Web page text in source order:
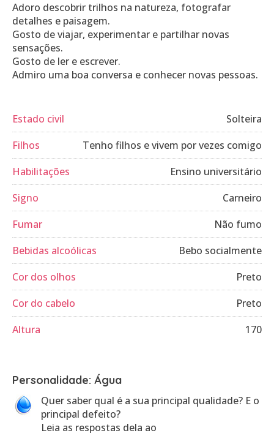
Adoro descobrir trilhos na natureza, fotografar
detalhes e paisagem.
Gosto de viajar, experimentar e partilhar novas
sensações.
Gosto de ler e escrever.
Admiro uma boa conversa e conhecer novas pessoas.
Estado civil
Solteira
Filhos
Tenho filhos e vivem por vezes comigo
Habilitações
Ensino universitário
Signo
Carneiro
Fumar
Não fumo
Bebidas alcoólicas
Bebo socialmente
Cor dos olhos
Preto
Cor do cabelo
Preto
Altura
170
Personalidade: Água
Quer saber qual é a sua principal qualidade? E o
principal defeito?
Leia as respostas dela ao